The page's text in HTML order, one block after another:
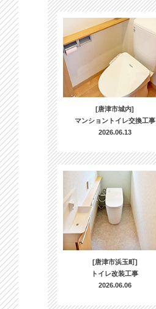
[唐津市城内]
マンショントイレ交換工事
2026.06.13
[唐津市浜玉町]
トイレ改装工事
2026.06.06